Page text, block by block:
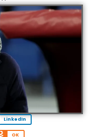
LinkedIn
OK